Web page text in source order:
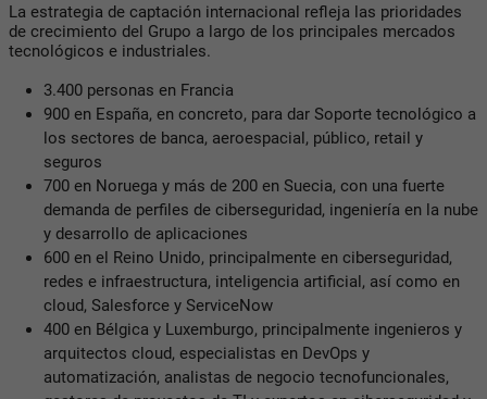
La estrategia de captación internacional refleja las prioridades
de crecimiento del Grupo a largo de los principales mercados
tecnológicos e industriales.
3.400 personas en Francia
900 en España, en concreto, para dar Soporte tecnológico a
los sectores de banca, aeroespacial, público, retail y
seguros
700 en Noruega y más de 200 en Suecia, con una fuerte
demanda de perfiles de ciberseguridad, ingeniería en la nube
y desarrollo de aplicaciones
600 en el Reino Unido, principalmente en ciberseguridad,
redes e infraestructura, inteligencia artificial, así como en
cloud, Salesforce y ServiceNow
400 en Bélgica y Luxemburgo, principalmente ingenieros y
arquitectos cloud, especialistas en DevOps y
automatización, analistas de negocio tecnofuncionales,